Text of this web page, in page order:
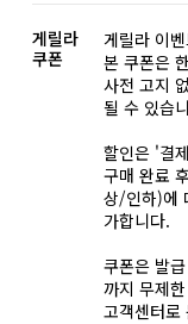
게릴라
쿠폰
게릴라 이
본 쿠폰은
사전 고지
될 수 있습
할인은 '결
구매 완료
상/인하)에
가합니다.
쿠폰은 발
까지 무제
고객센터로